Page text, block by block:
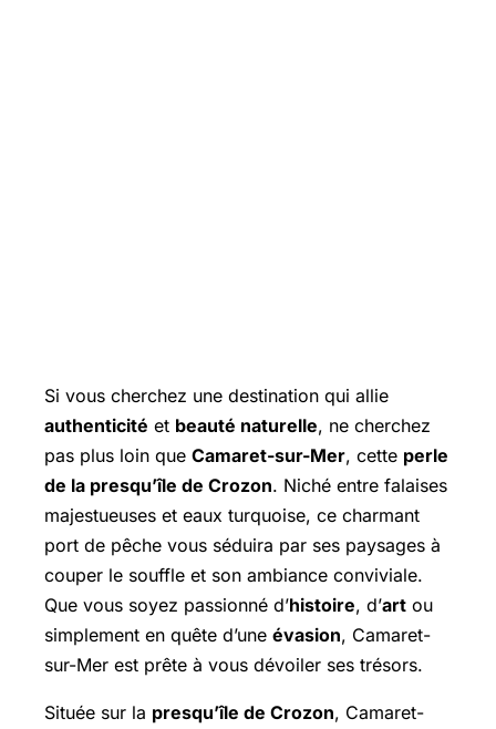
Si vous cherchez une destination qui allie
authenticité et beauté naturelle, ne cherchez
pas plus loin que Camaret-sur-Mer, cette perle
de la presqu’île de Crozon. Niché entre falaises
majestueuses et eaux turquoise, ce charmant
port de pêche vous séduira par ses paysages à
couper le souffle et son ambiance conviviale.
Que vous soyez passionné d’histoire, d’art ou
simplement en quête d’une évasion, Camaret-
sur-Mer est prête à vous dévoiler ses trésors.
Située sur la presqu’île de Crozon, Camaret-